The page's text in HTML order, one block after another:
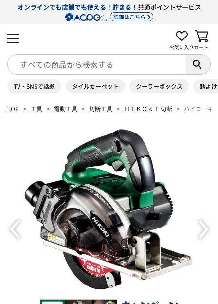
オンラインでも店舗でも使える！貯まる！ 共通ポイントサービス
詳細はこちら
お気に入り カート
TV・SNSで話題 タイルカーペット クーラーボックス 熊よ
TOP 工具 電動工具 切断工具 ＨＩＫＯＫＩ 切断 ハイコーキ